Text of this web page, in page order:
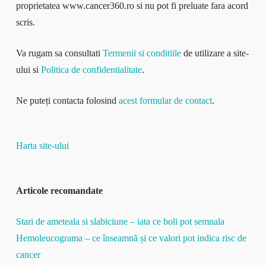
proprietatea www.cancer360.ro si nu pot fi preluate fara acord
scris.
Va rugam sa consultati Termenii si conditiilede utilizare a site-
ului si Politica de confidentialitate.
Ne puteți contacta folosind acest formular de contact.
Harta site-ului
Articole recomandate
Stari de ameteala si slabiciune – iata ce boli pot semnala
Hemoleucograma – ce înseamnă și ce valori pot indica risc de
cancer